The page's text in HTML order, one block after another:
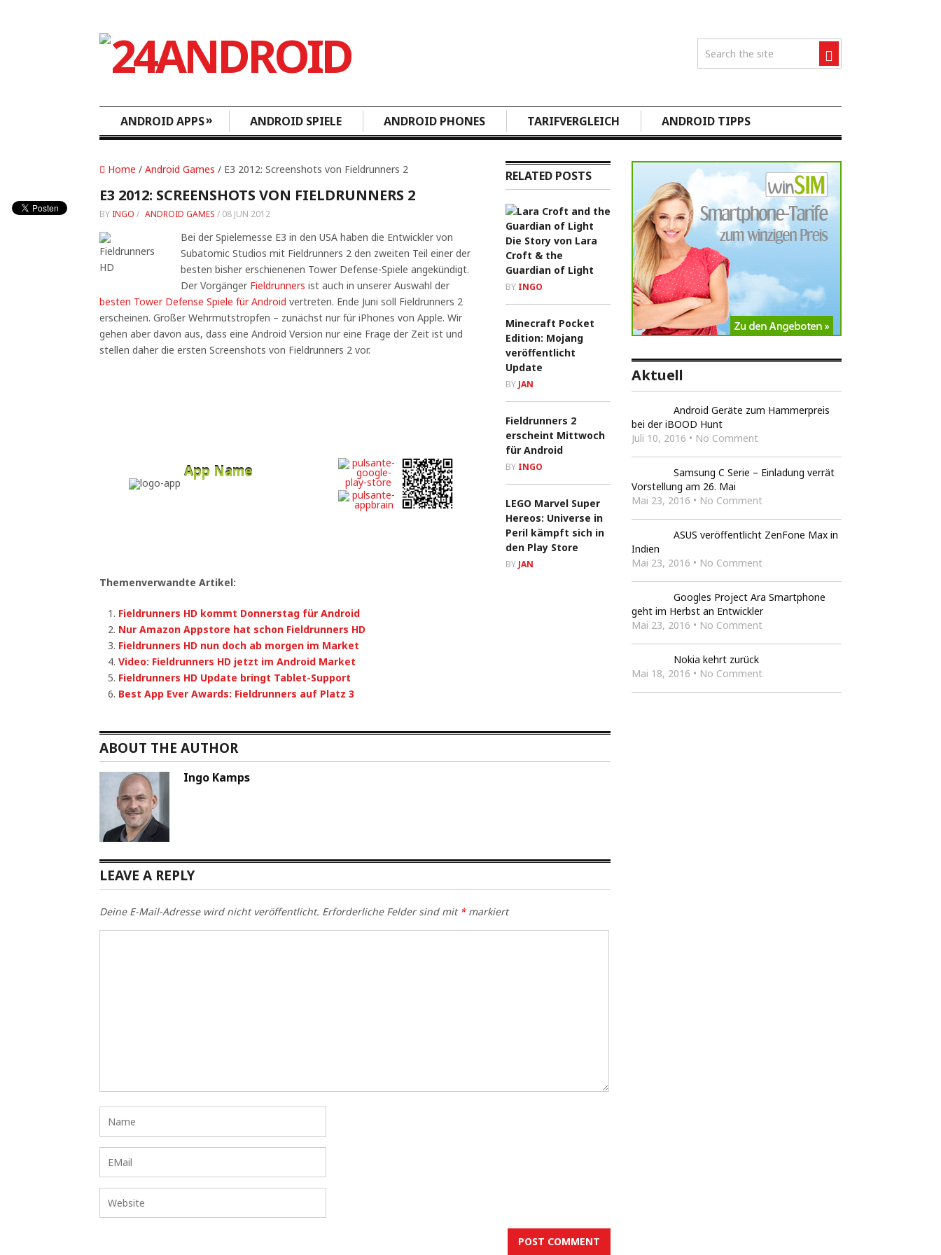
ANDROID APPS» ANDROID SPIELE ANDROID PHONES TARIFVERGLEICH ANDROID TIPPS
Home / Android Games / E3 2012: Screenshots von Fieldrunners 2
E3 2012: SCREENSHOTS VON FIELDRUNNERS 2
BY INGO / ANDROID GAMES / 08 JUN 2012
Bei der Spielemesse E3 in den USA haben die Entwickler von
Subatomic Studios mit Fieldrunners 2 den zweiten Teil einer der
besten bisher erschienenen Tower Defense-Spiele angekündigt.
Der Vorgänger Fieldrunners ist auch in unserer Auswahl der
besten Tower Defense Spiele für Android vertreten. Ende Juni soll Fieldrunners 2
erscheinen. Großer Wehrmutstropfen – zunächst nur für iPhones von Apple. Wir
gehen aber davon aus, dass eine Android Version nur eine Frage der Zeit ist und
stellen daher die ersten Screenshots von Fieldrunners 2 vor.
App Name
Themenverwandte Artikel:
Fieldrunners HD kommt Donnerstag für Android
Nur Amazon Appstore hat schon Fieldrunners HD
Fieldrunners HD nun doch ab morgen im Market
Video: Fieldrunners HD jetzt im Android Market
Fieldrunners HD Update bringt Tablet-Support
Best App Ever Awards: Fieldrunners auf Platz 3
RELATED POSTS
Die Story von Lara
Croft & the
Guardian of Light
BY INGO
Minecraft Pocket
Edition: Mojang
veröffentlicht
Update
BY JAN
Fieldrunners 2
erscheint Mittwoch
für Android
BY INGO
LEGO Marvel Super
Hereos: Universe in
Peril kämpft sich in
den Play Store
BY JAN
ABOUT THE AUTHOR
Ingo Kamps
LEAVE A REPLY
Deine E-Mail-Adresse wird nicht veröffentlicht. Erforderliche Felder sind mit *markiert
Aktuell
Android Geräte zum Hammerpreis
bei der iBOOD Hunt
Juli 10, 2016 • No Comment
Samsung C Serie – Einladung verrät
Vorstellung am 26. Mai
Mai 23, 2016 • No Comment
ASUS veröffentlicht ZenFone Max in
Indien
Mai 23, 2016 • No Comment
Googles Project Ara Smartphone
geht im Herbst an Entwickler
Mai 23, 2016 • No Comment
Nokia kehrt zurück
Mai 18, 2016 • No Comment